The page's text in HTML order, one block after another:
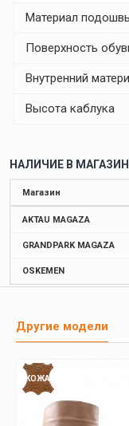
Материал
Поверхность
Внутренний
Высота каблука
НАЛИЧИЕ В
Магазин
AKTAU MAGAZA
GRANDPARK MAGAZA
OSKEMEN
Другие модели
КОЖА